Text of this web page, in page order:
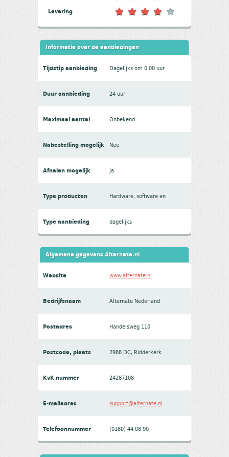
Levering
Informatie over de aanbiedingen
Tijdstip aanbieding Dagelijks om 0:00 uur
Duur aanbieding 24 uur
Maximaal aantal Onbekend
Nabestelling mogelijk Nee
Afhalen mogelijk Ja
Type producten Hardware, software en
entertainment
Type aanbieding dagelijks
Algemene gegevens Alternate.nl
Website www.alternate.nl
Bedrijfsnaam Alternate Nederland
Postadres Handelsweg 110
Postcode, plaats 2988 DC, Ridderkerk
KvK nummer 24287108
E-mailadres support@alternate.nl
Telefoonnummer (0180) 44 08 90